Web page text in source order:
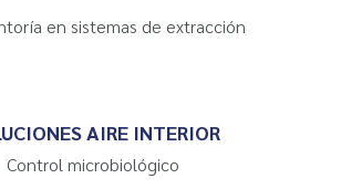
en sistemas de extracción
AIRE INTERIOR
Control microbiológico